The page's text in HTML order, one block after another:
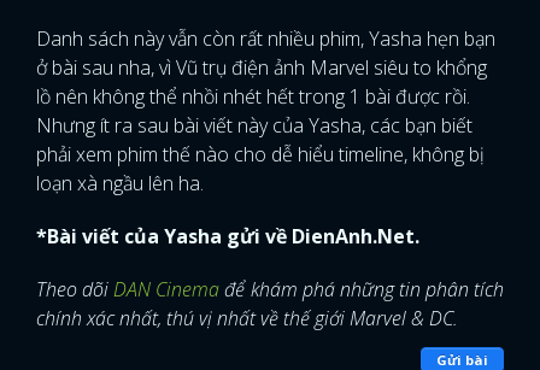
Danh sách này vẫn còn rất nhiều phim, Yasha hẹn bạn
ở bài sau nha, vì Vũ trụ điện ảnh Marvel siêu to khổng
lồ nên không thể nhồi nhét hết trong 1 bài được rồi.
Nhưng ít ra sau bài viết này của Yasha, các bạn biết
phải xem phim thế nào cho dễ hiểu timeline, không bị
loạn xà ngầu lên ha.
*Bài viết của Yasha gửi về DienAnh.Net.
Theo dõiDAN Cinemađể khám phá những tin phân tích
chính xác nhất, thú vị nhất về thế giới Marvel & DC.
Gửi bài